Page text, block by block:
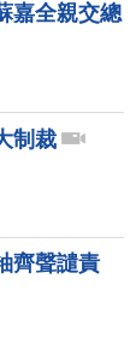
嘉全親交總
制裁
齊聲譴責